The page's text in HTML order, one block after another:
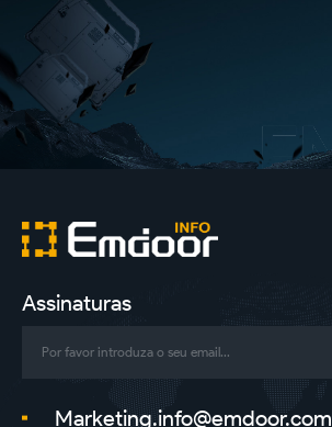
Assinaturas
Marketing.info@emdoor.com